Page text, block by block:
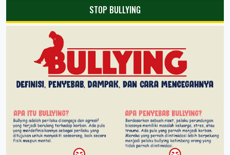
STOP BULLYING